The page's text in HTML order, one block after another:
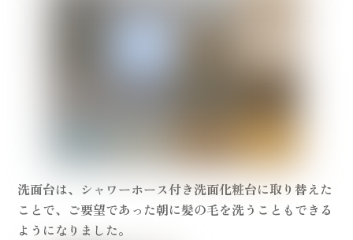
洗面台は、シャワーホース付き洗面化粧台に取り替えた
ことで、ご要望であった朝に髪の毛を洗うこともできる
ようになりました。